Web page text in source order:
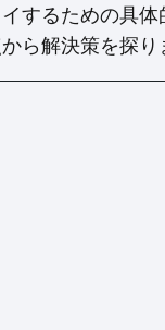
するための具
ら解決策を探り